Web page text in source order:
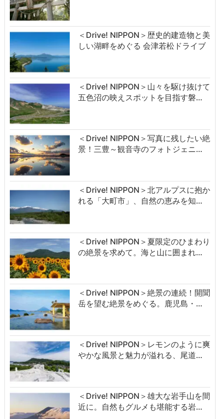
＜Drive! NIPPON＞歴史的建造物と美
しい湖畔をめぐる 会津若松ドライブ
＜Drive! NIPPON＞山々を駆け抜けて
五色沼の映えスポットを目指す磐…
＜Drive! NIPPON＞写真に残したい絶
景！三豊～観音寺のフォトジェニ…
＜Drive! NIPPON＞北アルプスに抱か
れる「大町市」、自然の恵みを知…
＜Drive! NIPPON＞夏限定のひまわり
の絶景を求めて。海と山に囲まれ…
＜Drive! NIPPON＞絶景の連続！開聞
岳を望む絶景をめぐる。鹿児島・…
＜Drive! NIPPON＞レモンのように爽
やかな風景と魅力が溢れる、尾道…
＜Drive! NIPPON＞雄大な岩手山を間
近に。自然もグルメも堪能する岩…